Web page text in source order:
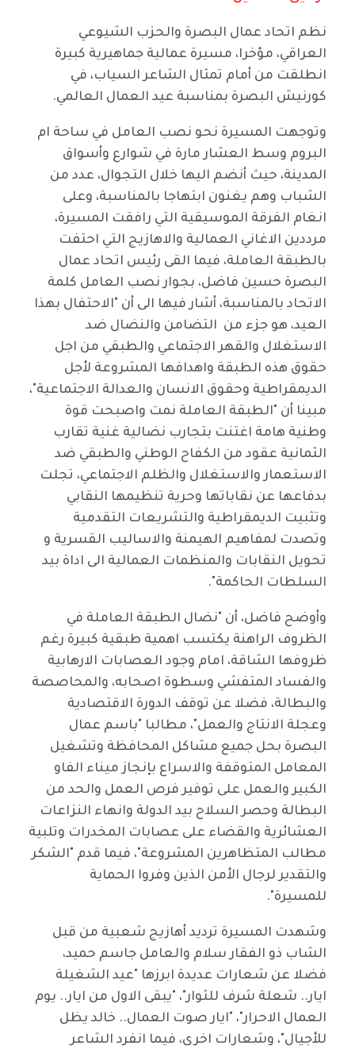
نظم اتحاد عمال البصرة والحزب الشيوعي
العراقي، مؤخرا، مسيرة عمالية جماهيرية كبيرة
انطلقت من أمام تمثال الشاعر السياب، في
كورنيش البصرة بمناسبة عيد العمال العالمي.
وتوجهت المسيرة نحو نصب العامل في ساحة ام
البروم وسط العشار مارة في شوارع وأسواق
المدينة، حيث أنضم اليها خلال التجوال، عدد من
الشباب وهم يغنون ابتهاجا بالمناسبة، وعلى
انغام الفرقة الموسيقية التي رافقت المسيرة،
مرددين الاغاني العمالية والاهازيج التي احتفت
بالطبقة العاملة، فيما القى رئيس اتحاد عمال
البصرة حسين فاضل، بجوار نصب العامل كلمة
الاتحاد بالمناسبة، أشار فيها الى أن "الاحتفال بهذا
العيد، هو جزء من التضامن والنضال ضد
الاستغلال والقهر الاجتماعي والطبقي من اجل
حقوق هذه الطبقة واهدافها المشروعة لأجل
الديمقراطية وحقوق الانسان والعدالة الاجتماعية"،
مبينا أن "الطبقة العاملة نمت واصبحت قوة
وطنية هامة اغتنت بتجارب نضالية غنية تقارب
الثمانية عقود من الكفاح الوطني والطبقي ضد
الاستعمار والاستغلال والظلم الاجتماعي، تجلت
بدفاعها عن نقاباتها وحرية تنظيمها النقابي
وتثبيت الديمقراطية والتشريعات التقدمية
وتصدت لمفاهيم الهيمنة والاساليب القسرية و
تحويل النقابات والمنظمات العمالية الى اداة بيد
السلطات الحاكمة".
وأوضح فاضل، أن "نضال الطبقة العاملة في
الظروف الراهنة يكتسب اهمية طبقية كبيرة رغم
ظروفها الشاقة، امام وجود العصابات الارهابية
والفساد المتفشي وسطوة اصحابه، والمحاصصة
والبطالة، فضلا عن توقف الدورة الاقتصادية
وعجلة الانتاج والعمل"، مطالبا "باسم عمال
البصرة بحل جميع مشاكل المحافظة وتشغيل
المعامل المتوقفة والاسراع بإنجاز ميناء الفاو
الكبير والعمل على توفير فرص العمل والحد من
البطالة وحصر السلاح بيد الدولة وانهاء النزاعات
العشائرية والقضاء على عصابات المخدرات وتلبية
مطالب المتظاهرين المشروعة"، فيما قدم "الشكر
والتقدير لرجال الأمن الذين وفروا الحماية
للمسيرة".
وشهدت المسيرة ترديد أهازيج شعبية من قبل
الشاب ذو الفقار سلام والعامل جاسم حميد،
فضلا عن شعارات عديدة ابرزها "عيد الشغيلة
ايار.. شعلة شرف للثوار"، "يبقى الاول من ايار.. يوم
العمال الاحرار"، "ايار صوت العمال.. خالد يظل
للأجيال"، وشعارات اخرى، فيما انفرد الشاعر